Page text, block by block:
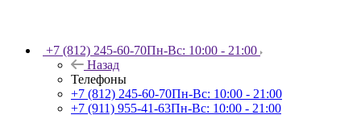
+7 (812) 245-60-70Пн-Вс: 10:00 - 21:00
Назад
Телефоны
+7 (812) 245-60-70Пн-Вс: 10:00 - 21:00
+7 (911) 955-41-63Пн-Вс: 10:00 - 21:00